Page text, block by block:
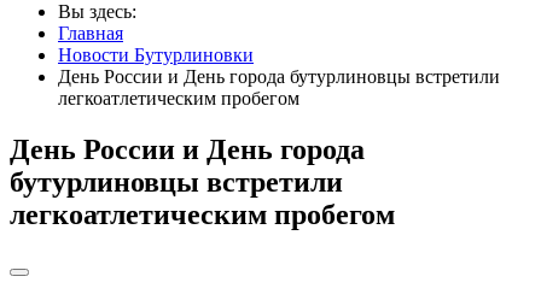
Вы здесь:
Главная
Новости Бутурлиновки
День России и День города бутурлиновцы встретили
легкоатлетическим пробегом
День России и День города
бутурлиновцы встретили
легкоатлетическим пробегом